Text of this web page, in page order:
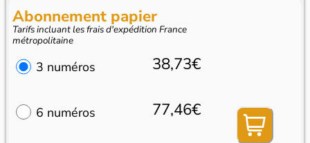
Abonnement papier
Tarifs incluant les frais d'expédition France
métropolitaine
3 numéros 38,73€
6 numéros 77,46€